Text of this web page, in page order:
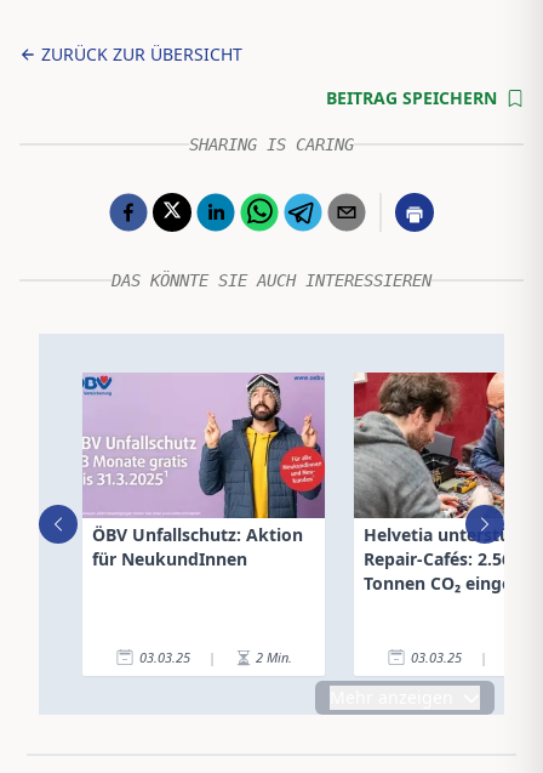
ZURÜCK ZUR ÜBERSICHT
BEITRAG SPEICHERN
SHARING IS CARING
DAS KÖNNTE SIE AUCH INTERESSIEREN
ÖBV Unfallschutz: Aktion
für NeukundInnen
03.03.25 | 2 Min.
Helvetia unterstützt
Repair-Cafés: 2.568
Tonnen CO₂
03.03.25 |